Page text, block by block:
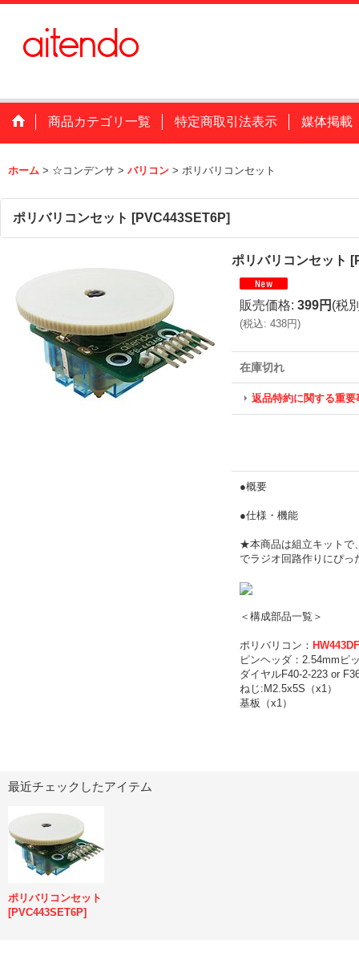
商品カテゴリ一覧 特定商取引法表示 媒体掲載
ホーム > ☆コンデンサ > バリコン > ポリバリコンセット
ポリバリコンセット [PVC443SET6P]
ポリバリコンセット [
販売価格: 399円 (税
(税込: 438円)
在庫切れ
返品特約に関する重要
●概要
●仕様・機能
★本商品は組立キットで
でラジオ回路作りにぴっ
＜構成部品一覧＞
ポリバリコン：
ピンヘッダ：2.54mmピ
ダイヤルF40-2-223 or
ねじ:M2.5x5S（x1）
基板（x1）
最近チェックしたアイテム
ポリバリコンセット
[PVC443SET6P]